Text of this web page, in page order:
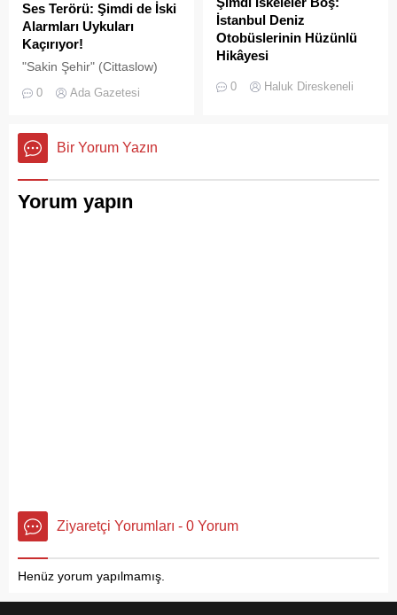
Ses Terörü: Şimdi de İski
Alarmları Uykuları
Kaçırıyor!
"Sakin Şehir" (Cittaslow)
Adalar'da gürültü kirliliği
0 Ada Gazetesi
İstanbul Deniz
Otobüslerinin Hüzünlü
Hikâyesi
2000’li yılların başında
İstanbul’da deniz ulaşımı,
konforlu güvenli bir yaşam
0 Haluk Direskeneli
Bir Yorum Yazın
Yorum yapın
Ziyaretçi Yorumları - 0 Yorum
Henüz yorum yapılmamış.